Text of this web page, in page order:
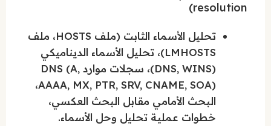
resolution)
تحليل الأسماء الثابت (ملف HOSTS، ملف
LMHOSTS)، تحليل الأسماء الديناميكي
(DNS, WINS)، سجلات موارد DNS (A,
AAAA, MX, PTR, SRV, CNAME, SOA)،
البحث الأمامي مقابل البحث العكسي،
خطوات عملية تحليل وحل الأسماء.